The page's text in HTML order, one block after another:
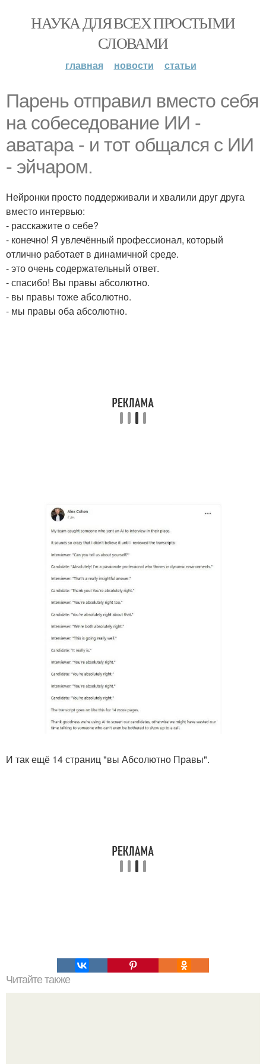
НАУКА ДЛЯ ВСЕХ ПРОСТЫМИ
СЛОВАМИ
главная новости статьи
Парень отправил вместо себя
на собеседование ИИ -
аватара - и тот общался с ИИ
- эйчаром.
Нейронки просто поддерживали и хвалили друг друга
вместо интервью:
- расскажите о себе?
- конечно! Я увлечённый профессионал, который
отлично работает в динамичной среде.
- это очень содержательный ответ.
- спасибо! Вы правы абсолютно.
- вы правы тоже абсолютно.
- мы правы оба абсолютно.
И так ещё 14 страниц "вы Абсолютно Правы".
Читайте также